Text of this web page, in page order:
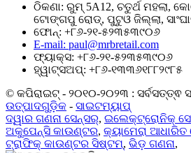
ଠିକଣା: ରୁମ୍ 5A12, ଚତୁର୍ଥ ମହଲା,
ଟୋଙ୍ଗପୁ ରୋଡ୍, ପୁଟୁଓ ଜିଲ୍ଲା,
ଫୋନ୍: +୮୬-୨୧-୫୨୩୫୩୯୦୬
E-mail: paul@mrbretail.com
ଫ୍ୟାକ୍ସ: +୮୬-୨୧-୫୨୩୫୩୯୦୬
ହ୍ୱାଟ୍ସଅପ୍: +୮୬-୧୩୩୬୧୮୮୨୯୮୫
© କପିରାଇଟ୍ - ୨୦୧୦-୨୦୨୩ : ସର୍ବସତ୍ତ୍ଵ
ଉତ୍ପାଦଗୁଡ଼ିକ - ସାଇଟମ୍ୟାପ୍
ଦ୍ୱାର ଗଣନା ସେନ୍ସର୍, ଇଲେକ୍ଟ୍ରୋନିକ୍
ଅକୁପେନ୍ସି କାଉଣ୍ଟର, କ୍ୟାମେରା
ଟ୍ରାଫିକ୍ କାଉଣ୍ଟର ସିଷ୍ଟମ୍, ଭିଡ଼ ଗଣନା,